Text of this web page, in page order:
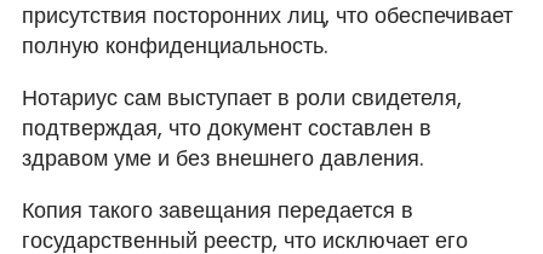
присутствия посторонних лиц, что обеспечивает
полную конфиденциальность.
Нотариус сам выступает в роли свидетеля,
подтверждая, что документ составлен в
здравом уме и без внешнего давления.
Копия такого завещания передается в
государственный реестр, что исключает его